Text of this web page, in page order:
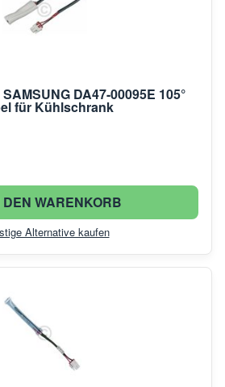
DA47-00095E 105°
für Kühlschrank
DEN WARENKORB
Alternative kaufen